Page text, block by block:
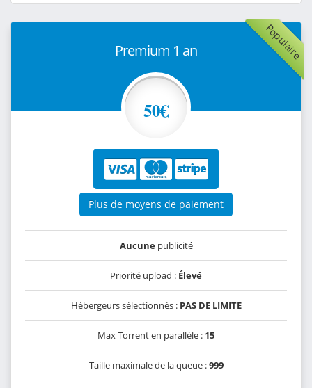
Populaire
Premium 1 an
50€
Plus de moyens de paiement
Aucunepublicité
Priorité upload : Élevé
Hébergeurs sélectionnés : PAS DE LIMITE
Max Torrent en parallèle : 15
Taille maximale de la queue :999